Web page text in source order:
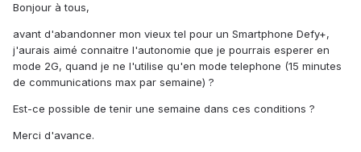
Bonjour à tous,
avant d'abandonner mon vieux tel pour un Smartphone Defy+,
j'aurais aimé connaitre l'autonomie que je pourrais esperer en
mode 2G, quand je ne l'utilise qu'en mode telephone (15 minutes
de communications max par semaine) ?
Est-ce possible de tenir une semaine dans ces conditions ?
Merci d'avance.